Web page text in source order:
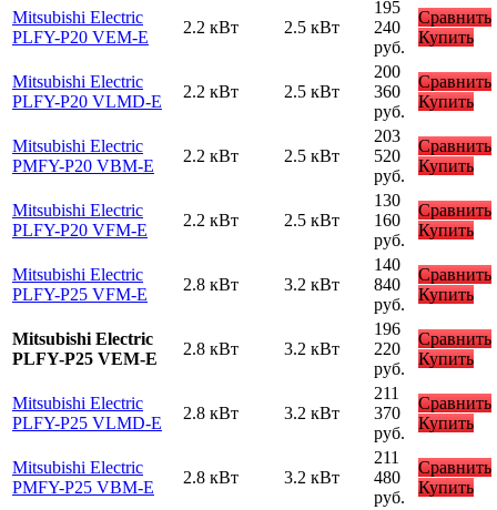
Mitsubishi Electric
PLFY-P20 VEM-E
2.2 кВт 2.5 кВт
195
240
руб.
Сравнить
Купить
Mitsubishi Electric
PLFY-P20 VLMD-E
2.2 кВт 2.5 кВт
200
360
руб.
Сравнить
Купить
Mitsubishi Electric
PMFY-P20 VBM-E
2.2 кВт 2.5 кВт
203
520
руб.
Сравнить
Купить
Mitsubishi Electric
PLFY-P20 VFM-E
2.2 кВт 2.5 кВт
130
160
руб.
Сравнить
Купить
Mitsubishi Electric
PLFY-P25 VFM-E
2.8 кВт 3.2 кВт
140
840
руб.
Сравнить
Купить
Mitsubishi Electric
PLFY-P25 VEM-E
2.8 кВт 3.2 кВт
196
220
руб.
Сравнить
Купить
Mitsubishi Electric
PLFY-P25 VLMD-E
2.8 кВт 3.2 кВт
211
370
руб.
Сравнить
Купить
Mitsubishi Electric
PMFY-P25 VBM-E
2.8 кВт 3.2 кВт
211
480
руб.
Сравнить
Купить